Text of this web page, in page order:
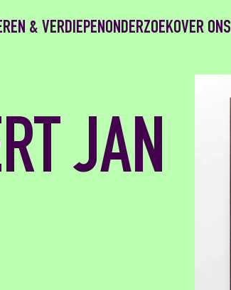
& VERDIEPENONDERZOEKOVER ONS
JAN